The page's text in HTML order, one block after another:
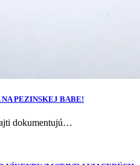
PEZINSKEJ BABE!
dokumentujú…